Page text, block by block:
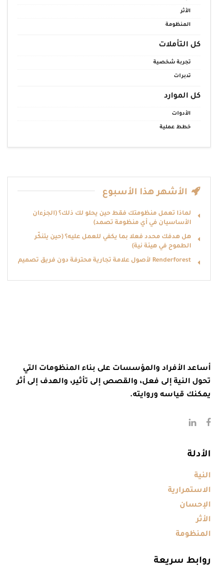
الأثر
المنظومة
كل التأملات
تجربة شخصية
تدبرات
كل الموارد
الأدوات
خطط عملية
الأشهر هذا الأسبوع
لماذا تعمل منظومتك فقط حين يحلو لك ذلك؟ (الجزءان
الأساسيان في أي منظومة تصمد)
هل هدفك محدد فعلا بما يكفي للعمل عليه؟ (حين يتنكّر
الطموح في هيئة نية)
Renderforest لأصول علامة تجارية محترفة دون فريق تصميم
أساعد الأفراد والمؤسسات على بناء المنظومات التي
تحول النية إلى فعل، والقصص إلى تأثير، والهدف إلى أثر
يمكنك قياسه وروايته.
الأدلة
النية
الاستمرارية
الإحسان
الأثر
المنظومة
روابط سريعة